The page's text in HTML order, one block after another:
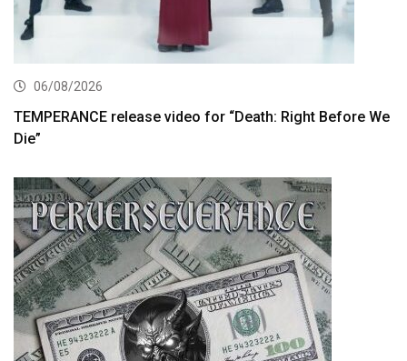
06/08/2026
TEMPERANCE release video for “Death: Right Before We
Die”